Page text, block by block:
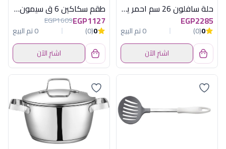
حلة سافلون 26 سم احمر يد ستيل
EGP2285
0
(0)
0 تم البيع
اشترِ الآن
طقم سكاكين 6 ق سيمون باستاند هابى هوم
EGP1127
EGP1609
0
(0)
0 تم البيع
اشترِ الآن